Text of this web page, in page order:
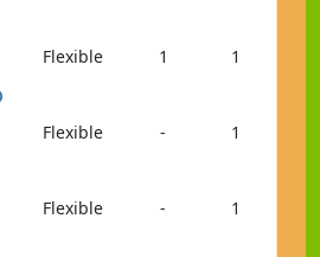
Flexible 1 1
Flexible - 1
Flexible - 1